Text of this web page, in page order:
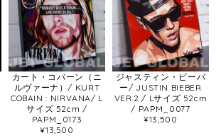
カート・コバーン（ニ
ルヴァーナ）/ KURT
COBAIN : NIRVANA/ L
サイズ 52cm /
PAPM_0173
¥13,500
ジャスティン・ビーバ
ー/ JUSTIN BIEBER
VER.2 / Lサイズ 52cm
/ PAPM_0077
¥13,500